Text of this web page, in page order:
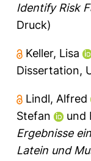
Identify Risk
Druck)
Keller, Lisa
Dissertation,
Lindl, Alfred
Stefan
und
Ergebnisse
Latein und